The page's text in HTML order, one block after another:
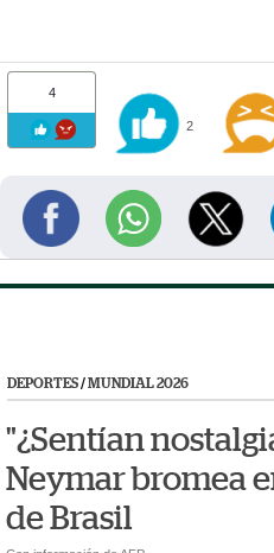
4
2
DEPORTES/MUNDIAL 2026
"¿Sentían
Neymar bromea
de Brasil